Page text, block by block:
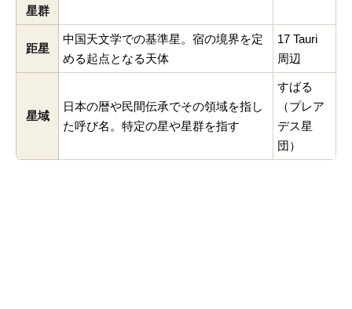
星群
距星
中国天文学での基準星。宿の境界を定
める起点となる天体
17 Tauri
周辺
星域
日本の暦や民間伝承でその領域を指し
た呼び名。特定の星や星群を指す
すばる
（プレア
デス星
団）